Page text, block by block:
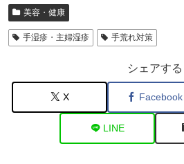
美容・健康
手湿疹・主婦湿疹 手荒れ対策
シェアする
X Facebook
LINE